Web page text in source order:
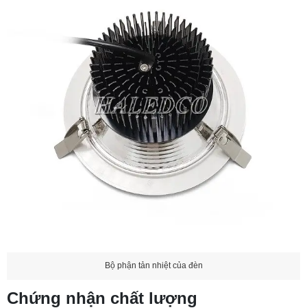
Bộ phận tản nhiệt của đèn
Chứng nhận chất lượng